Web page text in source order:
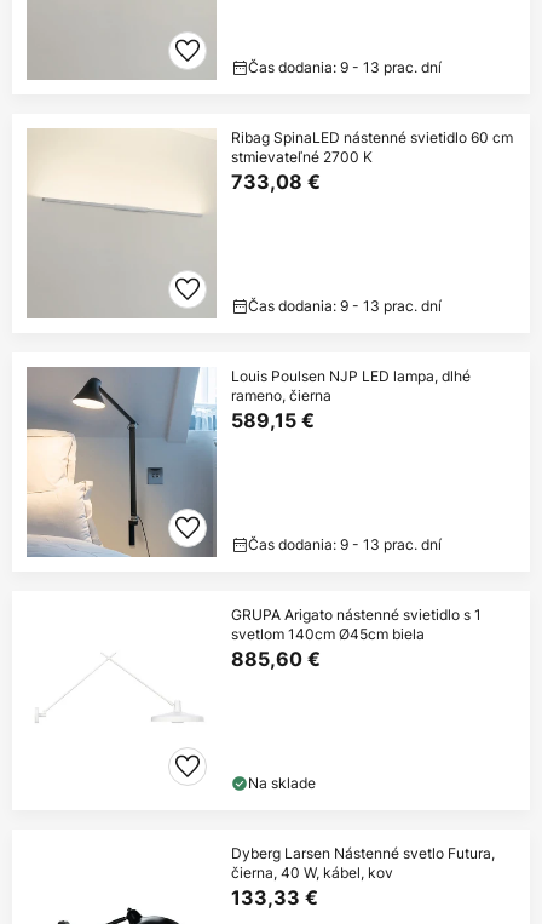
Čas dodania: 9 - 13 prac. dní
Ribag SpinaLED nástenné svietidlo 60 cm
stmievateľné 2700 K
733,08 €
Čas dodania: 9 - 13 prac. dní
Louis Poulsen NJP LED lampa, dlhé
rameno, čierna
589,15 €
Čas dodania: 9 - 13 prac. dní
GRUPA Arigato nástenné svietidlo s 1
svetlom 140cm Ø45cm biela
885,60 €
Na sklade
Dyberg Larsen Nástenné svetlo Futura,
čierna, 40 W, kábel, kov
133,33 €